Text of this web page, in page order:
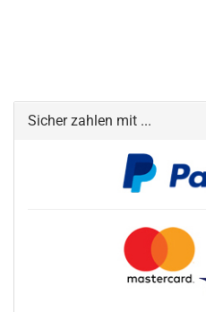
Sicher zahlen mit ...